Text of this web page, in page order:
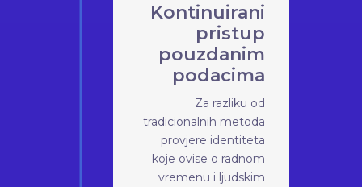
Kontinuirani
pristup
pouzdanim
podacima
Za razliku od
tradicionalnih metoda
provjere identiteta
koje ovise o radnom
vremenu i ljudskim